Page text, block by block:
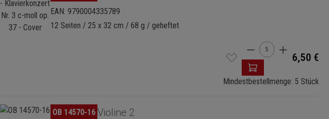
EAN: 9790004335789
12 Seiten / 25 x 32 cm / 68 g / geheftet
Produkt Anzahl:
6,50 €
Mindestbestellmenge: 5 Stück
Bildergalerie überspringen
OB 14570-16 Violine 2